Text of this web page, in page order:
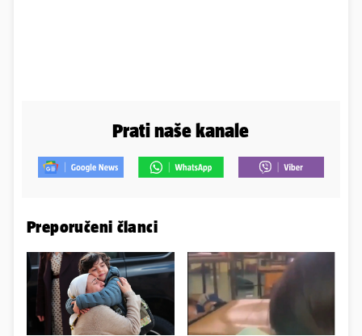
Prati naše kanale
Preporučeni članci